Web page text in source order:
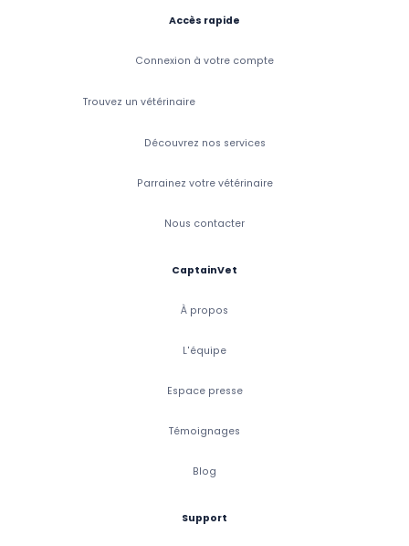
Accès rapide
Connexion à votre compte
Trouvez un vétérinaire
Découvrez nos services
Parrainez votre vétérinaire
Nous contacter
CaptainVet
À propos
L'équipe
Espace presse
Témoignages
Blog
Support